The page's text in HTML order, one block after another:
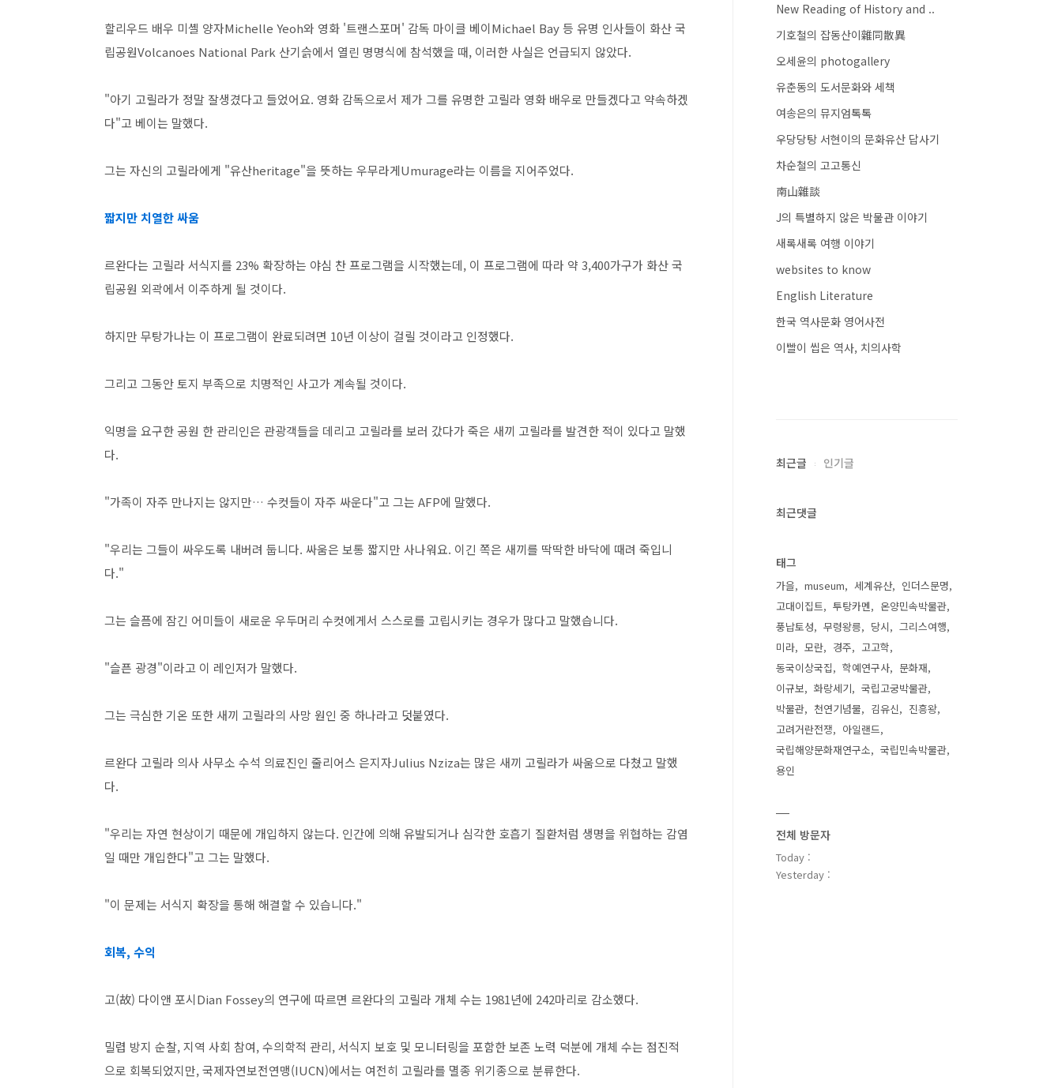
할리우드 배우 미셸 양자Michelle Yeoh와 영화 '트랜스포머' 감독 마이클 베이Michael Bay 등 유명 인사들이 화산 국
립공원Volcanoes National Park 산기슭에서 열린 명명식에 참석했을 때, 이러한 사실은 언급되지 않았다.
"아기 고릴라가 정말 잘생겼다고 들었어요. 영화 감독으로서 제가 그를 유명한 고릴라 영화 배우로 만들겠다고 약속하겠
다"고 베이는 말했다.
그는 자신의 고릴라에게 "유산heritage"을 뜻하는 우무라게Umurage라는 이름을 지어주었다.
짧지만 치열한 싸움
르완다는 고릴라 서식지를 23% 확장하는 야심 찬 프로그램을 시작했는데, 이 프로그램에 따라 약 3,400가구가 화산 국
립공원 외곽에서 이주하게 될 것이다.
하지만 무탕가나는 이 프로그램이 완료되려면 10년 이상이 걸릴 것이라고 인정했다.
그리고 그동안 토지 부족으로 치명적인 사고가 계속될 것이다.
익명을 요구한 공원 한 관리인은 관광객들을 데리고 고릴라를 보러 갔다가 죽은 새끼 고릴라를 발견한 적이 있다고 말했
다.
"가족이 자주 만나지는 않지만… 수컷들이 자주 싸운다"고 그는 AFP에 말했다.
"우리는 그들이 싸우도록 내버려 둡니다. 싸움은 보통 짧지만 사나워요. 이긴 쪽은 새끼를 딱딱한 바닥에 때려 죽입니
다."
그는 슬픔에 잠긴 어미들이 새로운 우두머리 수컷에게서 스스로를 고립시키는 경우가 많다고 말했습니다.
"슬픈 광경"이라고 이 레인저가 말했다.
그는 극심한 기온 또한 새끼 고릴라의 사망 원인 중 하나라고 덧붙였다.
르완다 고릴라 의사 사무소 수석 의료진인 줄리어스 은지자Julius Nziza는 많은 새끼 고릴라가 싸움으로 다쳤고 말했
다.
"우리는 자연 현상이기 때문에 개입하지 않는다. 인간에 의해 유발되거나 심각한 호흡기 질환처럼 생명을 위협하는 감염
일 때만 개입한다"고 그는 말했다.
"이 문제는 서식지 확장을 통해 해결할 수 있습니다."
회복, 수익
고(故) 다이앤 포시Dian Fossey의 연구에 따르면 르완다의 고릴라 개체 수는 1981년에 242마리로 감소했다.
밀렵 방지 순찰, 지역 사회 참여, 수의학적 관리, 서식지 보호 및 모니터링을 포함한 보존 노력 덕분에 개체 수는 점진적
으로 회복되었지만, 국제자연보전연맹(IUCN)에서는 여전히 고릴라를 멸종 위기종으로 분류한다.
New Reading of History and ..
기호철의 잡동산이雜同散異
오세윤의 photogallery
유춘동의 도서문화와 세책
여송은의 뮤지엄톡톡
우당당탕 서현이의 문화유산 답사기
차순철의 고고통신
南山雜談
J의 특별하지 않은 박물관 이야기
새록새록 여행 이야기
websites to know
English Literature
한국 역사문화 영어사전
이빨이 씹은 역사, 치의사학
최근글 인기글
최근댓글
태그
가을 museum 세계유산
인더스문명
고대이집트
투탕카멘
온양민속박물관
풍납토성
무령왕릉 당시
그리스여행
미라
모란 경주
고고학
동국이상국집
학예연구사
문화재
이규보
화랑세기
국립고궁박물관
박물관
천연기념물 김유신
진흥왕
고려거란전쟁
아일랜드
국립해양문화재연구소
국립민속박물관
용인
전체 방문자
Today :
Yesterday :